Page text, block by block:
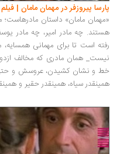
پارسا پیروزفر در مهمان مامان | فیلم
«مهمان مامان» داستان مادرهاست؛
هستند. چه مادر امیر، چه مادر
رفته است تا برای مهمانی
نیست_ همان مادری که مخالف
خط و نشان کشیدن، عروسش و
همینقدر سیاه، همینقدر حقیر و